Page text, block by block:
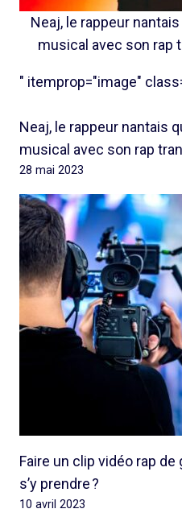
Neaj, le rappeur
musical avec son rap
" itemprop="image"
Neaj, le rappeur nantais
musical avec son rap
28 mai 2023
Faire un clip vidéo rap
s’y prendre ?
10 avril 2023